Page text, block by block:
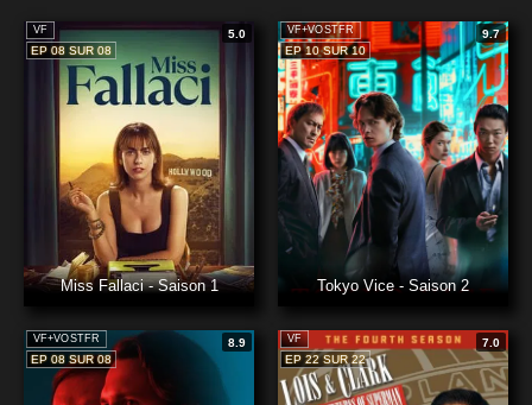
VF
5.0
EP 08 SUR 08
Miss Fallaci - Saison 1
VF+VOSTFR
9.7
EP 10 SUR 10
Tokyo Vice - Saison 2
VF+VOSTFR
8.9
EP 08 SUR 08
VF
7.0
EP 22 SUR 22